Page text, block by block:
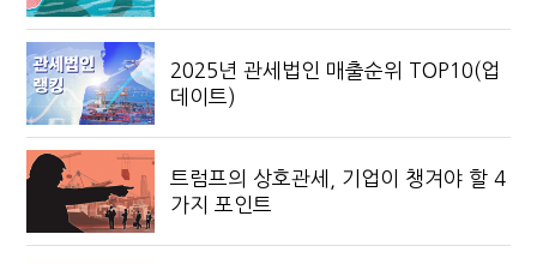
2025년 관세법인 매출순위 TOP10(업
데이트)
트럼프의 상호관세, 기업이 챙겨야 할 4
가지 포인트